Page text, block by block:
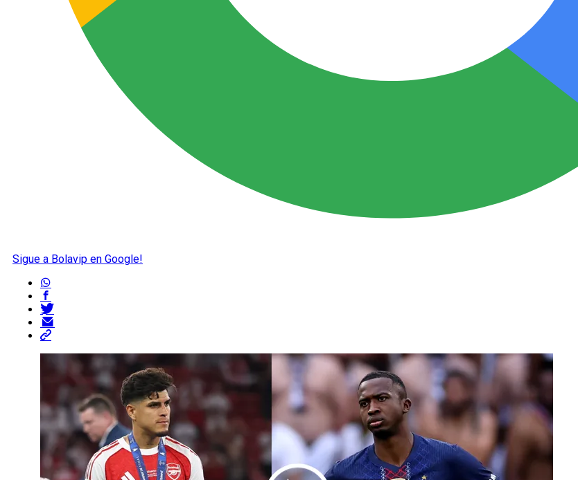
Sigue a Bolavip en Google!